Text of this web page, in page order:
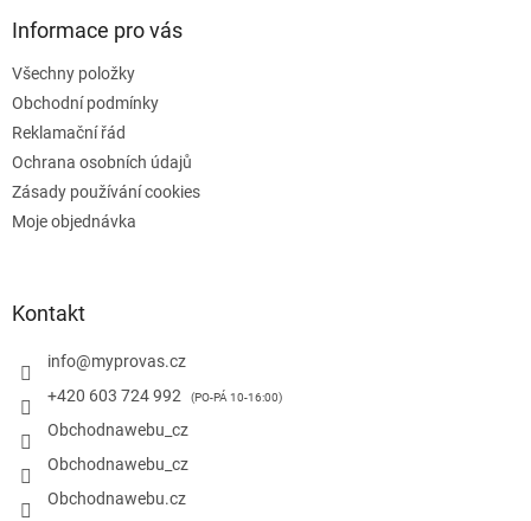
Informace pro vás
Všechny položky
Obchodní podmínky
Reklamační řád
Ochrana osobních údajů
Zásady používání cookies
Moje objednávka
Kontakt
info@myprovas.cz
+420 603 724 992
Obchodnawebu_cz
Obchodnawebu_cz
Obchodnawebu.cz